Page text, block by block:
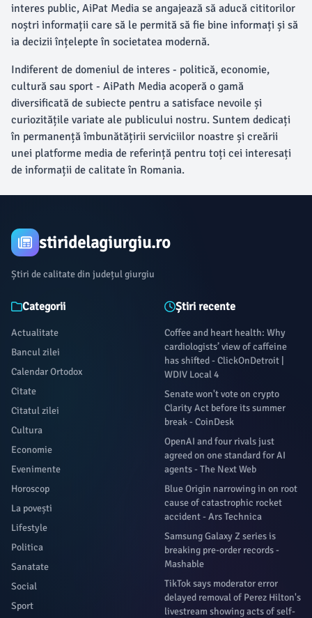
interes public, AiPat Media se angajează să aducă cititorilor
noștri informații care să le permită să fie bine informați și să
ia decizii înțelepte în societatea modernă.
Indiferent de domeniul de interes - politică, economie,
cultură sau sport - AiPath Media acoperă o gamă
diversificată de subiecte pentru a satisface nevoile și
curiozitățile variate ale publicului nostru. Suntem dedicați
în permanență îmbunătățirii serviciilor noastre și creării
unei platforme media de referință pentru toți cei interesați
de informații de calitate în Romania.
stiridelagiurgiu.ro
Știri de calitate din județul giurgiu
Categorii
Actualitate
Bancul zilei
Calendar Ortodox
Citate
Citatul zilei
Cultura
Economie
Evenimente
Horoscop
La povești
Lifestyle
Politica
Sanatate
Social
Sport
Știri recente
Coffee and heart health: Why
cardiologists’ view of caffeine
has shifted - ClickOnDetroit |
WDIV Local 4
Senate won't vote on crypto
Clarity Act before its summer
break - CoinDesk
OpenAI and four rivals just
agreed on one standard for AI
agents - The Next Web
Blue Origin narrowing in on root
cause of catastrophic rocket
accident - Ars Technica
Samsung Galaxy Z series is
breaking pre-order records -
Mashable
TikTok says moderator error
delayed removal of Perez Hilton's
livestream showing acts of self-